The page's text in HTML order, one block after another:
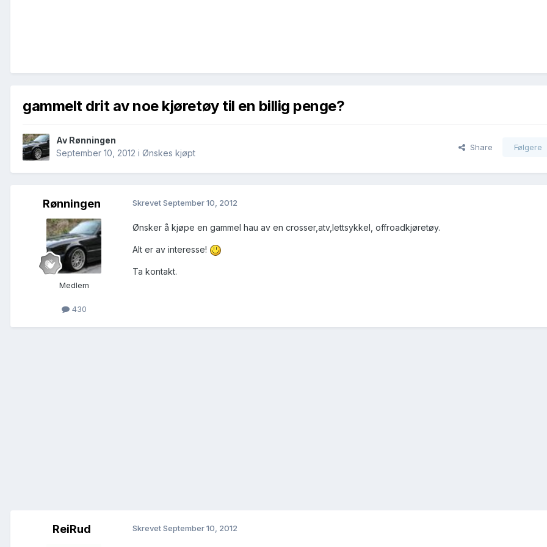
gammelt drit av noe kjøretøy til en billig penge?
Av Rønningen
September 10, 2012 i Ønskes kjøpt
Share Følgere
Rønningen
Medlem
430
SkrevetSeptember 10, 2012
Ønsker å kjøpe en gammel hau av en crosser,atv,lettsykkel, offroadkjøretøy.
Alt er av interesse!
Ta kontakt.
ReiRud SkrevetSeptember 10, 2012